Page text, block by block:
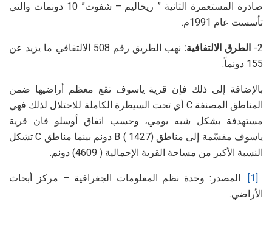
صادرة المستعمرة الثانية ” ريخاليم – شفوت” 10 دونمات والتي
تأسست عام 1991م.
2- الطرق الالتفافية:
نهب الطريق رقم 508 الالتفافي ما يزيد عن
155 دونماً.
بالإضافة إلى ذلك فإن قرية ياسوف تقع معظم أراضيها ضمن
المناطق المصنفة C أي تحت السيطرة الكاملة للاحتلال لذلك فهي
مستهدفة بشكل شبه يومي، وحسب اتفاق أوسلو فان قرية
ياسوف مقسّمة إلى مناطق B ( 1427) دونم بينما مناطق C تشكل
النسبة الأكبر من مساحة القرية الإجمالية ( 4609) دونم.
المصدر: وحدة نظم المعلومات الجغرافية – مركز أبحاث
الأراضي.